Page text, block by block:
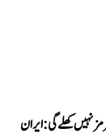
نہیں کھلے گی: ایران